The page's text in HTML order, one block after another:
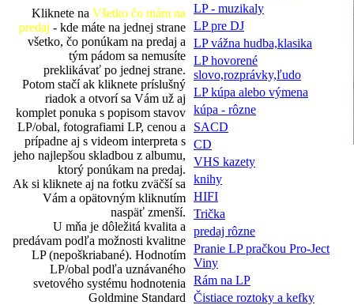
Kliknete na Všetko čo mám na
predaj - kde máte na jednej strane
všetko, čo ponúkam na predaj a
tým pádom sa nemusíte
preklikávať po jednej strane.
Potom stačí ak kliknete príslušný
riadok a otvorí sa Vám už aj
komplet ponuka s popisom stavov
LP/obal, fotografiami LP, cenou a
prípadne aj s videom interpreta s
jeho najlepšou skladbou z albumu,
ktorý ponúkam na predaj.
Ak si kliknete aj na fotku zväčší sa
Vám a opätovným kliknutím
naspäť zmenší.
U mňa je dôležitá kvalita a
predávam podľa možnosti kvalitne
LP (nepoškriabané). Hodnotím
LP/obal podľa uznávaného
svetového systému hodnotenia
Goldmine Standard
LP - muzikaly
LP pre DJ
LP vážna hudba,klasika
LP hovorené
slovo,rozprávky,ľudo
LP kúpa alebo výmena
kúpa - rôzne
SACD
CD
VHS kazety
knihy
HIFI
Trička
predaj rôzne
Pranie LP pračkou Pro-Ject
Viny
Rám na LP
Čistiace roztoky a kefky